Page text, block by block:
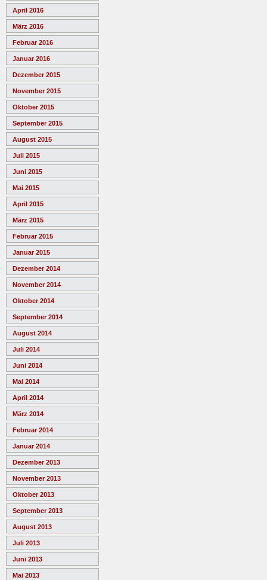
April 2016
März 2016
Februar 2016
Januar 2016
Dezember 2015
November 2015
Oktober 2015
September 2015
August 2015
Juli 2015
Juni 2015
Mai 2015
April 2015
März 2015
Februar 2015
Januar 2015
Dezember 2014
November 2014
Oktober 2014
September 2014
August 2014
Juli 2014
Juni 2014
Mai 2014
April 2014
März 2014
Februar 2014
Januar 2014
Dezember 2013
November 2013
Oktober 2013
September 2013
August 2013
Juli 2013
Juni 2013
Mai 2013